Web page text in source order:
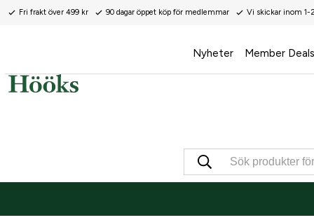
Fri frakt över 499 kr 90 dagar öppet köp för medlemmar Vi skickar inom 1-
Nyheter Member Deals